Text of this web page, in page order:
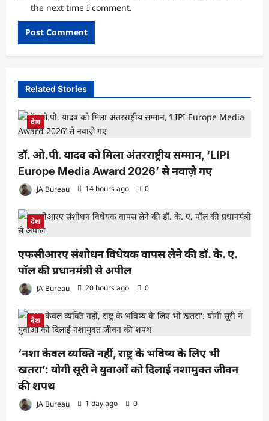
the next time I comment.
Related Stories
देश
डॉ. ओ.पी. यादव को मिला अंतरराष्ट्रीय सम्मान, ‘LIPI
Europe Media Award 2026’ से नवाज़े गए
JA Bureau 14 hours ago 0
देश
एफसीआरए संशोधन विधेयक वापस लेने की डॉ. के. ए.
पॉल की प्रधानमंत्री से अपील
JA Bureau 20 hours ago 0
देश
‘नशा केवल व्यक्ति नहीं, राष्ट्र के भविष्य के लिए भी
खतरा’: योगी सूरी ने युवाओं को दिलाई नशामुक्त जीवन
की शपथ
JA Bureau 1 day ago 0